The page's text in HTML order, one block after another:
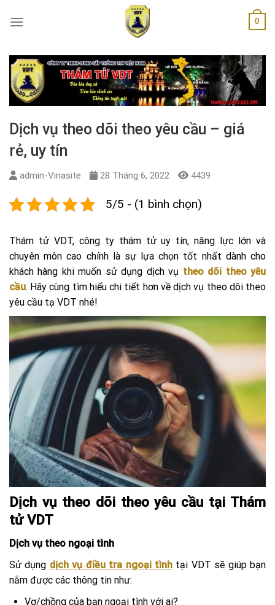
0
Dịch vụ theo dõi theo yêu cầu – giá
rẻ, uy tín
admin-Vinasite 28 Tháng 6, 2022 4439
5/5 - (1 bình chọn)
Thám tử VDT, công ty thám tử uy tín, năng lực lớn và
chuyên môn cao chính là sự lựa chọn tốt nhất dành cho
khách hàng khi muốn sử dụng dịch vụ theo dõi theo yêu
cầu. Hãy cùng tìm hiểu chi tiết hơn về dịch vụ theo dõi theo
yêu cầu tạ VDT nhé!
Dịch vụ theo dõi theo yêu cầu tại Thám
tử VDT
Dịch vụ theo ngoại tình
Sử dụng dịch vụ điều tra ngoại tìnhtại VDT sẽ giúp bạn
nắm được các thông tin như:
Vợ/chồng của bạn ngoại tình với ai?